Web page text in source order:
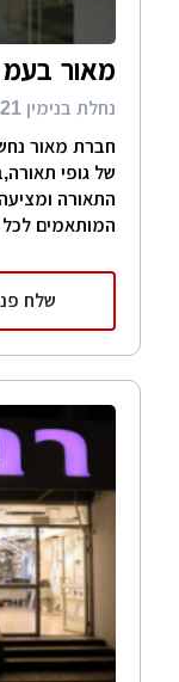
מאור בעמ
נחלת בנימין 121 תל אביב 66525
חברת מאור
התאורה
המותאמים לכל
שלח